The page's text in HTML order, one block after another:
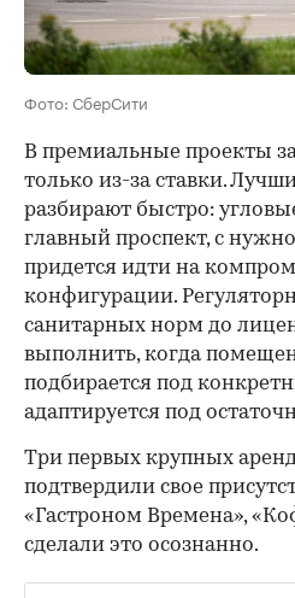
Фото: СберСити
В премиальные проекты
только из-за ставки.
разбирают быстро:
главный проспект, с
придется идти на
конфигурации.
санитарных норм до
выполнить, когда
подбирается под
адаптируется под
Три первых крупных
подтвердили свое
«Гастроном Времена»,
сделали это осознанно.